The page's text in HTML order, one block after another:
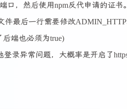
口，然后使用npm反代申请的证书。
件最后一行需要修改
后端也必须为true)
登录异常问题，大概率是开启了